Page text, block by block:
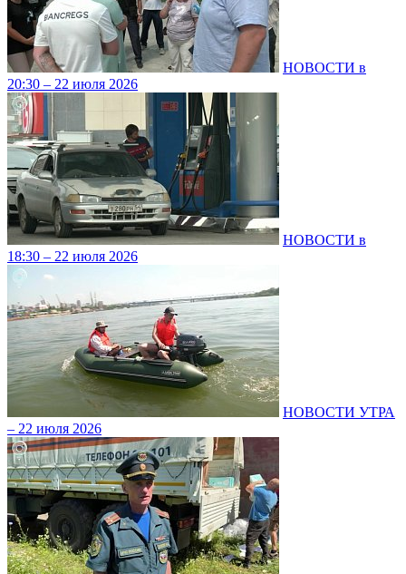
НОВОСТИ в
20:30 – 22 июля 2026
НОВОСТИ в
18:30 – 22 июля 2026
НОВОСТИ УТРА
– 22 июля 2026